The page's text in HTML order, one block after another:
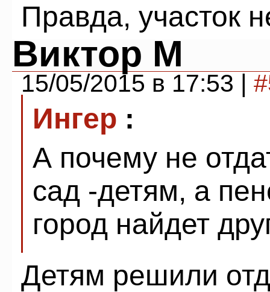
Правда, участок
Виктор М
15/05/2015 в 17:53 |
Ингер :
А почему не
сад -детям, а
город найдет
Детям решили